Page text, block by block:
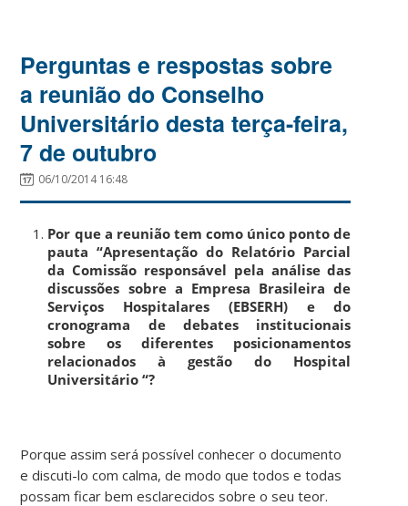
Perguntas e respostas sobre
a reunião do Conselho
Universitário desta terça-feira,
7 de outubro
06/10/2014 16:48
Por que a reunião tem como único ponto de
pauta “Apresentação do Relatório Parcial
da Comissão responsável pela análise das
discussões sobre a Empresa Brasileira de
Serviços Hospitalares (EBSERH) e do
cronograma de debates institucionais
sobre os diferentes posicionamentos
relacionados à gestão do Hospital
Universitário “?
Porque assim será possível conhecer o documento
e discuti-lo com calma, de modo que todos e todas
possam ficar bem esclarecidos sobre o seu teor.